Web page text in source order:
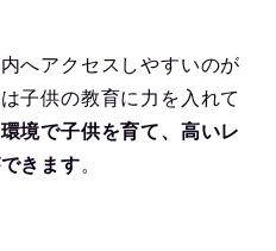
へアクセスしやすいのが
子供の教育に力を入れて
境で子供を育て、高いレ
きます。